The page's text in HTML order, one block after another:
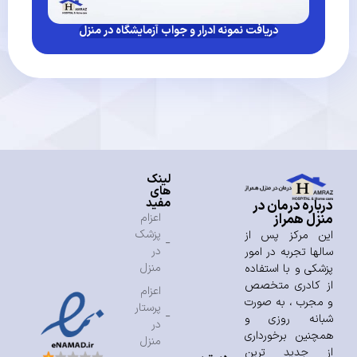
دریافت نمونه ادرار و جواب آزمایشگاه در منزل
درباره درمان در
منزل همراز
این مرکز پس از
سالها تجربه در امور
پزشکی و با استفاده
از کادری متخصص
و مجرب ، به صورت
شبانه روزی و
همچنین برخورداری
از جدید ترین
لینک
های
مفید
اعزام
پزشک
در
منزل
اعزام
پرستار
در
منزل